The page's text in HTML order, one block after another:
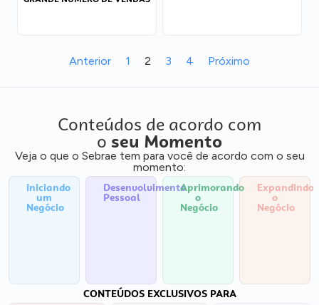
Anterior 1 2 3 4 Próximo
Conteúdos de acordo com
o seu Momento
Veja o que o Sebrae tem para você de acordo com o seu
momento:
Iniciando
um
Negócio
Desenvolvimento
Pessoal
Aprimorando
o
Negócio
Expandindo
o
Negócio
CONTEÚDOS EXCLUSIVOS PARA